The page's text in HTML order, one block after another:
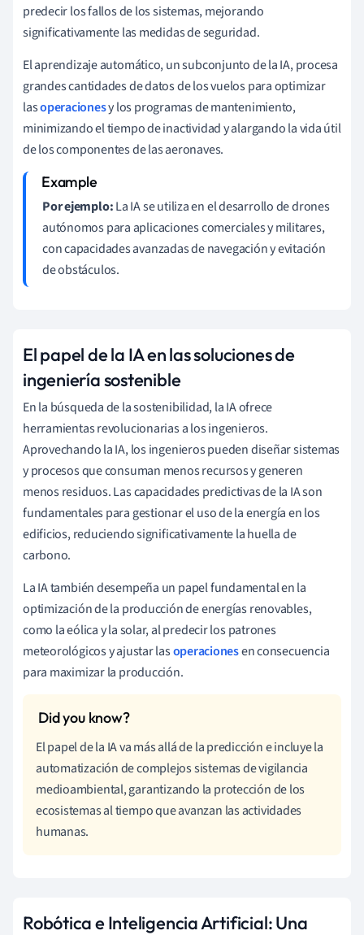
predecir los fallos de los sistemas, mejorando
significativamente las medidas de seguridad.
El aprendizaje automático, un subconjunto de la IA, procesa
grandes cantidades de datos de los vuelos para optimizar
lasoperacionesy los programas de mantenimiento,
minimizando el tiempo de inactividad y alargando la vida útil
de los componentes de las aeronaves.
Por ejemplo:La IA se utiliza en el desarrollo de drones
autónomos para aplicaciones comerciales y militares,
con capacidades avanzadas de navegación y evitación
de obstáculos.
El papel de la IA en las soluciones de
ingeniería sostenible
En la búsqueda de la sostenibilidad, la IA ofrece
herramientas revolucionarias a los ingenieros.
Aprovechando la IA, los ingenieros pueden diseñar sistemas
y procesos que consuman menos recursos y generen
menos residuos. Las capacidades predictivas de la IA son
fundamentales para gestionar el uso de la energía en los
edificios, reduciendo significativamente la huella de
carbono.
La IA también desempeña un papel fundamental en la
optimización de la producción de energías renovables,
como la eólica y la solar, al predecir los patrones
meteorológicos y ajustar lasoperacionesen consecuencia
para maximizar la producción.
El papel de la IA va más allá de la predicción e incluye la
automatización de complejos sistemas de vigilancia
medioambiental, garantizando la protección de los
ecosistemas al tiempo que avanzan las actividades
humanas.
Robótica e Inteligencia Artificial: Una